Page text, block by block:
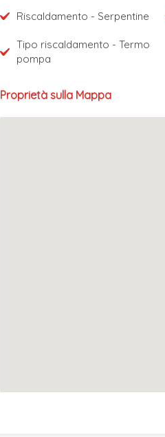
Riscaldamento - Serpentine
Tipo riscaldamento - Termo
pompa
Proprietà sulla Mappa